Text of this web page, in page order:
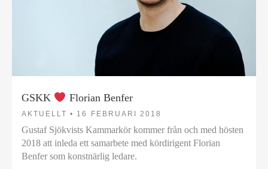
GSKK Florian Benfer
AKTUELLT • 16 FEBRUARI 2018
Gustaf Sjökvists Kammarkör kommer från och med hösten
2018 att inleda ett samarbete med kördirigent Florian
Benfer som konstnärlig ledare.